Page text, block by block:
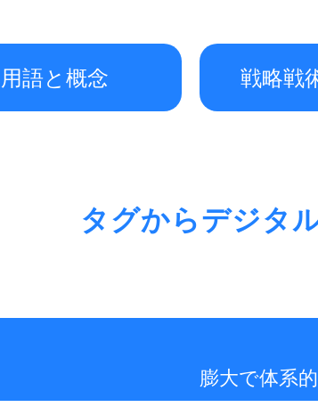
語と概念 戦略戦
タグからデジタ
膨大で体系